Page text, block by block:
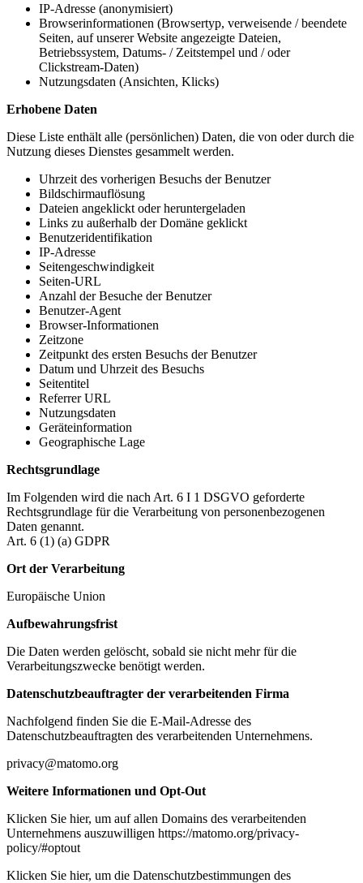
IP-Adresse (anonymisiert)
Browserinformationen (Browsertyp, verweisende / beendete
Seiten, auf unserer Website angezeigte Dateien,
Betriebssystem, Datums- / Zeitstempel und / oder
Clickstream-Daten)
Nutzungsdaten (Ansichten, Klicks)
Erhobene Daten
Diese Liste enthält alle (persönlichen) Daten, die von oder durch die
Nutzung dieses Dienstes gesammelt werden.
Uhrzeit des vorherigen Besuchs der Benutzer
Bildschirmauflösung
Dateien angeklickt oder heruntergeladen
Links zu außerhalb der Domäne geklickt
Benutzeridentifikation
IP-Adresse
Seitengeschwindigkeit
Seiten-URL
Anzahl der Besuche der Benutzer
Benutzer-Agent
Browser-Informationen
Zeitzone
Zeitpunkt des ersten Besuchs der Benutzer
Datum und Uhrzeit des Besuchs
Seitentitel
Referrer URL
Nutzungsdaten
Geräteinformation
Geographische Lage
Rechtsgrundlage
Im Folgenden wird die nach Art. 6 I 1 DSGVO geforderte
Rechtsgrundlage für die Verarbeitung von personenbezogenen
Daten genannt.
Art. 6 (1) (a) GDPR
Ort der Verarbeitung
Europäische Union
Aufbewahrungsfrist
Die Daten werden gelöscht, sobald sie nicht mehr für die
Verarbeitungszwecke benötigt werden.
Datenschutzbeauftragter der verarbeitenden Firma
Nachfolgend finden Sie die E-Mail-Adresse des
Datenschutzbeauftragten des verarbeitenden Unternehmens.
privacy@matomo.org
Weitere Informationen und Opt-Out
Klicken Sie hier, um auf allen Domains des verarbeitenden
Unternehmens auszuwilligen https://matomo.org/privacy-
policy/#optout
Klicken Sie hier, um die Datenschutzbestimmungen des